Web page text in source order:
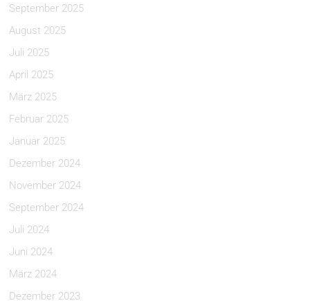
September 2025
August 2025
Juli 2025
April 2025
März 2025
Februar 2025
Januar 2025
Dezember 2024
November 2024
September 2024
Juli 2024
Juni 2024
März 2024
Dezember 2023